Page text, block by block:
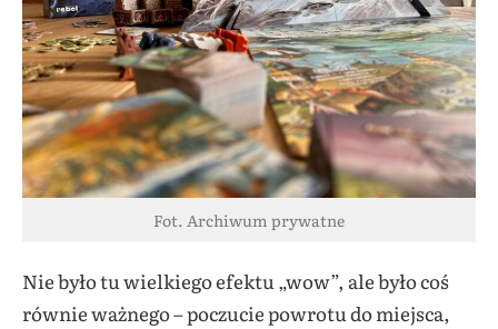
Fot. Archiwum prywatne
Nie było tu wielkiego efektu „wow”, ale było coś
równie ważnego – poczucie powrotu do miejsca,